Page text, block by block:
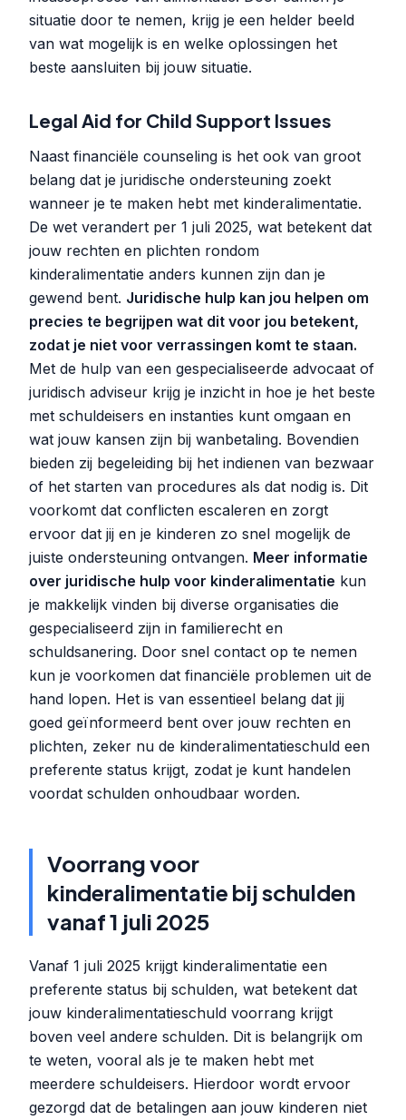
situatie door te nemen, krijg je een helder beeld
van wat mogelijk is en welke oplossingen het
beste aansluiten bij jouw situatie.
Legal Aid for Child Support Issues
Naast financiële counseling is het ook van groot
belang dat je juridische ondersteuning zoekt
wanneer je te maken hebt met kinderalimentatie.
De wet verandert per 1 juli 2025, wat betekent dat
jouw rechten en plichten rondom
kinderalimentatie anders kunnen zijn dan je
gewend bent. Juridische hulp kan jou helpen om
precies te begrijpen wat dit voor jou betekent,
zodat je niet voor verrassingen komt te staan.
Met de hulp van een gespecialiseerde advocaat of
juridisch adviseur krijg je inzicht in hoe je het beste
met schuldeisers en instanties kunt omgaan en
wat jouw kansen zijn bij wanbetaling. Bovendien
bieden zij begeleiding bij het indienen van bezwaar
of het starten van procedures als dat nodig is. Dit
voorkomt dat conflicten escaleren en zorgt
ervoor dat jij en je kinderen zo snel mogelijk de
juiste ondersteuning ontvangen. Meer informatie
over juridische hulp voor kinderalimentatie kun
je makkelijk vinden bij diverse organisaties die
gespecialiseerd zijn in familierecht en
schuldsanering. Door snel contact op te nemen
kun je voorkomen dat financiële problemen uit de
hand lopen. Het is van essentieel belang dat jij
goed geïnformeerd bent over jouw rechten en
plichten, zeker nu de kinderalimentatieschuld een
preferente status krijgt, zodat je kunt handelen
voordat schulden onhoudbaar worden.
Voorrang voor
kinderalimentatie bij schulden
vanaf 1 juli 2025
Vanaf 1 juli 2025 krijgt kinderalimentatie een
preferente status bij schulden, wat betekent dat
jouw kinderalimentatieschuld voorrang krijgt
boven veel andere schulden. Dit is belangrijk om
te weten, vooral als je te maken hebt met
meerdere schuldeisers. Hierdoor wordt ervoor
gezorgd dat de betalingen aan jouw kinderen niet